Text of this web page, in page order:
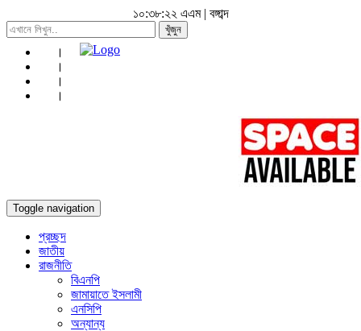
১০:৩৮:২৪ এএম| বঙ্গাব্দ
খুঁজুন
Toggle navigation
প্রচ্ছদ
জাতীয়
রাজনীতি
বিএনপি
জামায়াতে ইসলামী
এনসিপি
অন্যান্য